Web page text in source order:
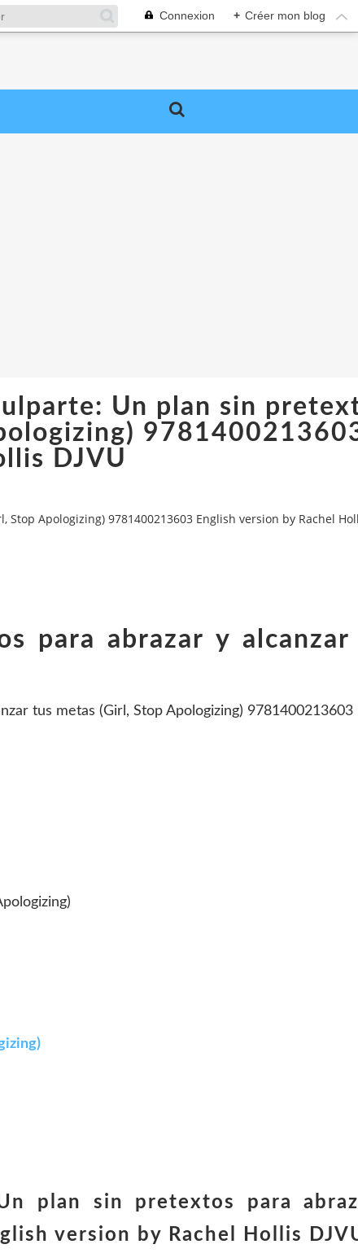
Connexion + Créer mon blog
Un plan sin
DJVU
Apologizing) 9781400213603 English version by Rachel
para abrazar y
plan sin pretextos para
version by Rachel Hollis